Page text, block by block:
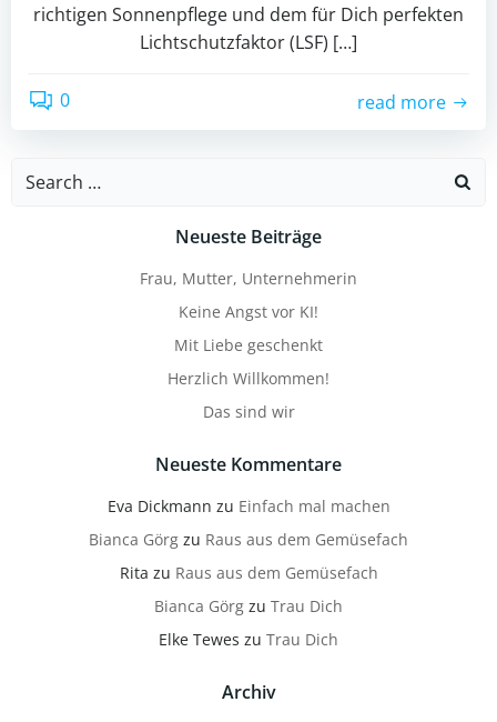
richtigen Sonnenpflege und dem für Dich perfekten
Lichtschutzfaktor (LSF) […]
0 read more
Search
Neueste Beiträge
Frau, Mutter, Unternehmerin
Keine Angst vor KI!
Mit Liebe geschenkt
Herzlich Willkommen!
Das sind wir
Neueste Kommentare
Eva Dickmann zu Einfach mal machen
Bianca Görg zu Raus aus dem Gemüsefach
Rita zu Raus aus dem Gemüsefach
Bianca Görg zu Trau Dich
Elke Tewes zu Trau Dich
Archiv